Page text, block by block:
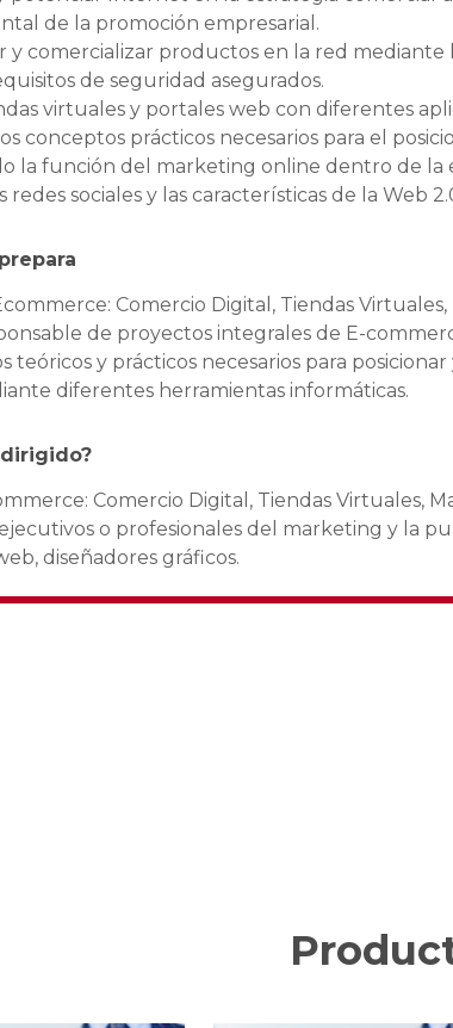
de la promoción empresarial.
y comercializar productos en la red
de seguridad asegurados.
virtuales y portales web con diferentes
conceptos prácticos necesarios para el
la función del marketing online dentro de la
redes sociales y las características de la Web
Comercio Digital, Tiendas
de proyectos integrales de E-
teóricos y prácticos necesarios para
diferentes herramientas informáticas.
Comercio Digital, Tiendas Virtuales,
o profesionales del marketing y la
diseñadores gráficos.